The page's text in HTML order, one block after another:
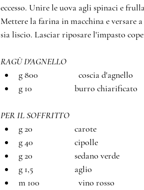
eccesso. Unire le uova agli spinaci e
Mettere la farina in macchina e versare
sia liscio. Lasciar riposare l'impasto
g 800		coscia d'agnello
g 10		        burro chiarificato
PER IL SOFFRITTO
g 20		        carote
g 40		        cipolle
g 20		        sedano verde
g 1,5		        aglio
m 100		vino rosso